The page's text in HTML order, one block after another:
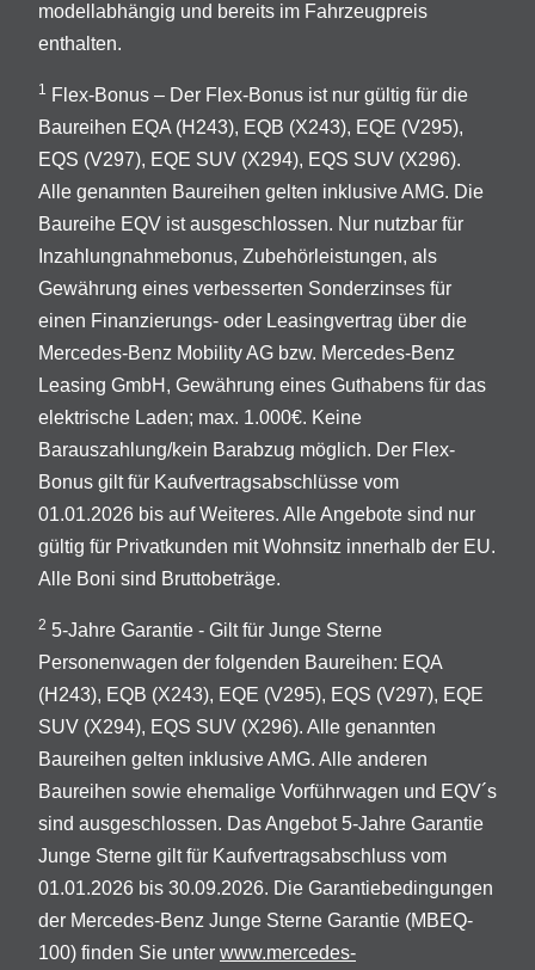
modellabhängig und bereits im Fahrzeugpreis
enthalten.
1 Flex-Bonus – Der Flex-Bonus ist nur gültig für die
Baureihen EQA (H243), EQB (X243), EQE (V295),
EQS (V297), EQE SUV (X294), EQS SUV (X296).
Alle genannten Baureihen gelten inklusive AMG. Die
Baureihe EQV ist ausgeschlossen. Nur nutzbar für
Inzahlungnahmebonus, Zubehörleistungen, als
Gewährung eines verbesserten Sonderzinses für
einen Finanzierungs- oder Leasingvertrag über die
Mercedes-Benz Mobility AG bzw. Mercedes-Benz
Leasing GmbH, Gewährung eines Guthabens für das
elektrische Laden; max. 1.000€. Keine
Barauszahlung/kein Barabzug möglich. Der Flex-
Bonus gilt für Kaufvertragsabschlüsse vom
01.01.2026 bis auf Weiteres. Alle Angebote sind nur
gültig für Privatkunden mit Wohnsitz innerhalb der EU.
Alle Boni sind Bruttobeträge.
2 5-Jahre Garantie - Gilt für Junge Sterne
Personenwagen der folgenden Baureihen: EQA
(H243), EQB (X243), EQE (V295), EQS (V297), EQE
SUV (X294), EQS SUV (X296). Alle genannten
Baureihen gelten inklusive AMG. Alle anderen
Baureihen sowie ehemalige Vorführwagen und EQV´s
sind ausgeschlossen. Das Angebot 5-Jahre Garantie
Junge Sterne gilt für Kaufvertragsabschluss vom
01.01.2026 bis 30.09.2026. Die Garantiebedingungen
der Mercedes-Benz Junge Sterne Garantie (MBEQ-
100) finden Sie unter www.mercedes-